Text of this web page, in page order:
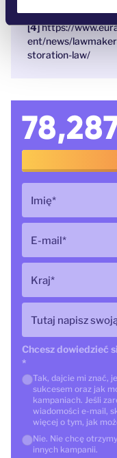
https://
ent/news/
storation-law/
Imię*
E-mail*
Kraj*
Tutaj napisz
Chcesz dowiedzieć
*
Tak, dajcie mi znać,
sukcesem oraz jak
kampaniach. Jeśli
wiadomości e-mail,
więcej o tym, jak
Nie. Nie chcę
innych kampanii.